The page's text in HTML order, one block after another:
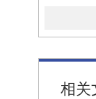
相关